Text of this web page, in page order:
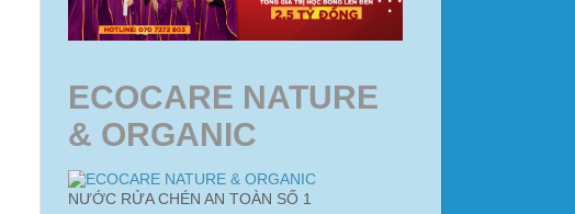
ECOCARE NATURE
& ORGANIC
NƯỚC RỬA CHÉN AN TOÀN SỐ 1